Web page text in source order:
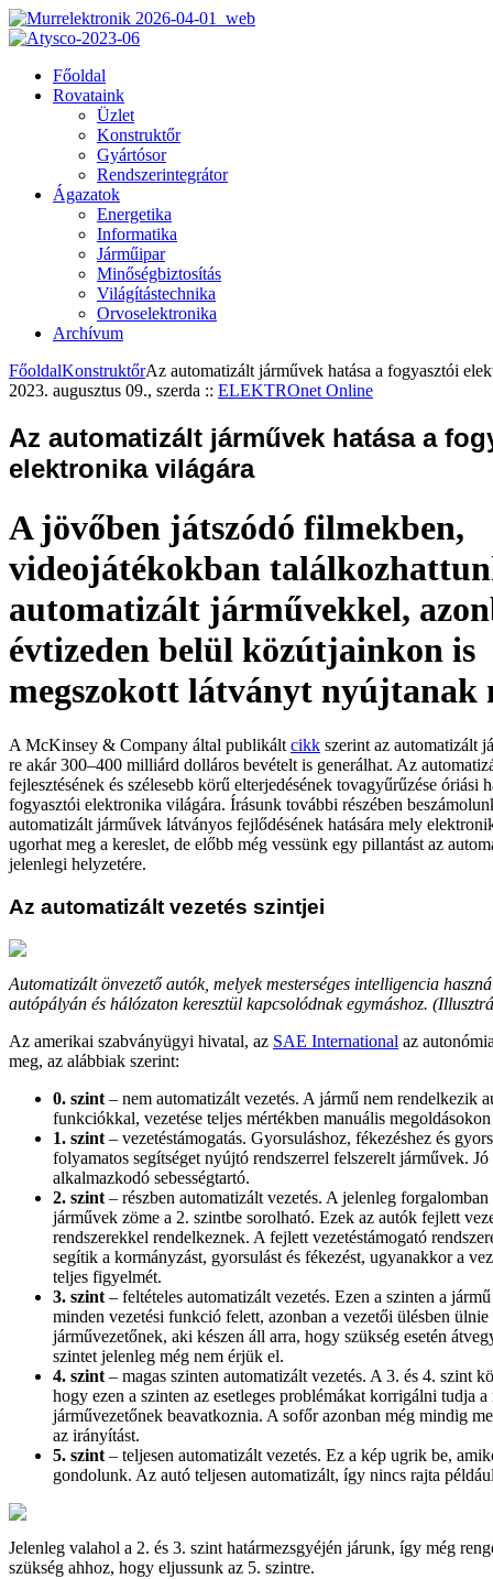
Főoldal
Rovataink
Üzlet
Konstruktőr
Gyártósor
Rendszerintegrátor
Ágazatok
Energetika
Informatika
Járműipar
Minőségbiztosítás
Világítástechnika
Orvoselektronika
Archívum
FőoldalKonstruktőrAz automatizált járművek hatása a fogyasztói
2023. augusztus 09., szerda :: ELEKTROnet Online
Az automatizált járművek hatása a
elektronika világára
A jövőben játszódó filmekben,
videojátékokban
automatizált járművekkel,
évtizeden belül közútjainkon is
megszokott látványt nyújtanak
A McKinsey & Company által publikált cikk szerint az automatizált
re akár 300–400 milliárd dolláros bevételt is generálhat. Az
fejlesztésének és szélesebb körű elterjedésének tovagyűrűzése óriási
fogyasztói elektronika világára. Írásunk további részében
automatizált járművek látványos fejlődésének hatására mely
ugorhat meg a kereslet, de előbb még vessünk egy pillantást az
jelenlegi helyzetére.
Az automatizált vezetés szintjei
Automatizált önvezető autók, melyek mesterséges intelligencia
autópályán és hálózaton keresztül kapcsolódnak egymáshoz.
Az amerikai szabványügyi hivatal, az SAE International az
meg, az alábbiak szerint:
0. szint – nem automatizált vezetés. A jármű nem rendelkezik
funkciókkal, vezetése teljes mértékben manuális
1. szint – vezetéstámogatás. Gyorsuláshoz, fékezéshez és
folyamatos segítséget nyújtó rendszerrel felszerelt járművek.
alkalmazkodó sebességtartó.
2. szint – részben automatizált vezetés. A jelenleg
járművek zöme a 2. szintbe sorolható. Ezek az autók fejlett
rendszerekkel rendelkeznek. A fejlett vezetéstámogató
segítik a kormányzást, gyorsulást és fékezést, ugyanakkor a
teljes figyelmét.
3. szint – feltételes automatizált vezetés. Ezen a szinten a
minden vezetési funkció felett, azonban a vezetői ülésben
járművezetőnek, aki készen áll arra, hogy szükség esetén
szintet jelenleg még nem érjük el.
4. szint – magas szinten automatizált vezetés. A 3. és 4. szint
hogy ezen a szinten az esetleges problémákat korrigálni tudja a
járművezetőnek beavatkoznia. A sofőr azonban még mindig
az irányítást.
5. szint – teljesen automatizált vezetés. Ez a kép ugrik be,
gondolunk. Az autó teljesen automatizált, így nincs rajta
Jelenleg valahol a 2. és 3. szint határmezsgyéjén járunk, így még
szükség ahhoz, hogy eljussunk az 5. szintre.